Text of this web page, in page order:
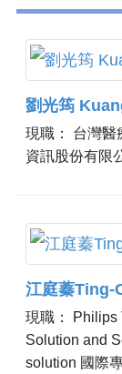
劉光筠
現職： 台灣醫
資訊股份有限
江庭蓁Ting-
現職： Philips
Solution and
solution 國際